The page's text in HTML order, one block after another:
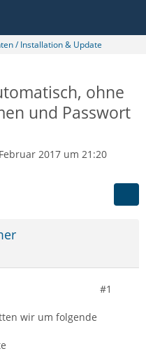
/ Installation & Update
ohne
und Passwort
2017 um 21:20
#1
wir um folgende